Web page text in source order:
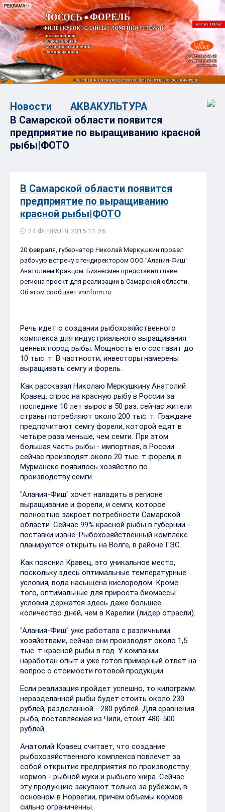
Новости
АКВАКУЛЬТУРА
В Самарской области появится
предприятие по выращиванию красной
рыбы|ФОТО
В Самарской области появится
предприятие по выращиванию
красной рыбы|ФОТО
24 ФЕВРАЛЯ 2015 11:26
20 февраля, губернатор Николай Меркушкин провел
рабочую встречу с гендиректором ООО "Алания-Фиш"
Анатолием Кравцом. Бизнесмен представил главе
региона проект для реализации в Самарской области.
Об этом сообщает vninform.ru.
Речь идет о создании рыбохозяйственного
комплекса для индустриального выращивания
ценных пород рыбы. Мощность его составит до
10 тыс. т. В частности, инвесторы намерены
выращивать семгу и форель.
Как рассказал Николаю Меркушкину Анатолий
Кравец, спрос на красную рыбу в России за
последние 10 лет вырос в 50 раз, сейчас жители
страны потребляют около 200 тыс. т. Граждане
предпочитают семгу форели, которой едят в
четыре раза меньше, чем семги. При этом
большая часть рыбы - импортная, в России
сейчас производят около 20 тыс. т форели, в
Мурманске появилось хозяйство по
производству семги.
"Алания-Фиш" хочет наладить в регионе
выращивание и форели, и семги, которое
полностью закроет потребности Самарской
области. Сейчас 99% красной рыбы в губернии -
поставки извне. Рыбохозяйственный комплекс
планируется открыть на Волге, в районе ГЭС.
Как пояснил Кравец, это уникальное место,
поскольку здесь оптимальные температурные
условия, вода насыщена кислородом. Кроме
того, оптимальные для прироста биомассы
условия держатся здесь даже большее
количество дней, чем в Карелии (лидер отрасли).
"Алания-Фиш" уже работала с различными
хозяйствами, сейчас они производят около 1,5
тыс. т красной рыбы в год. У компании
наработан опыт и уже готов примерный ответ на
вопрос о стоимости готовой продукции.
Если реализация пройдет успешно, то килограмм
неразделанной рыбы будет стоить около 230
рублей, разделанной - 280 рублей. Для сравнения:
рыба, поставляемая из Чили, стоит 480-500
рублей.
Анатолий Кравец считает, что создание
рыбохозяйственного комплекса повлечет за
собой открытие предприятия по производству
кормов - рыбной муки и рыбьего жира. Сейчас
эту продукцию закупают только за рубежом, в
основном в Норвегии, причем объемы кормов
сильно ограниченны.